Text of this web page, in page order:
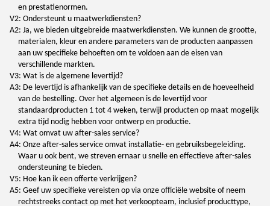
en prestatienormen.
V2: Ondersteunt u maatwerkdiensten?
A2: Ja, we bieden uitgebreide maatwerkdiensten. We kunnen de grootte,
materialen, kleur en andere parameters van de producten aanpassen
aan uw specifieke behoeften om te voldoen aan de eisen van
verschillende markten.
V3: Wat is de algemene levertijd?
A3: De levertijd is afhankelijk van de specifieke details en de hoeveelheid
van de bestelling. Over het algemeen is de levertijd voor
standaardproducten 1 tot 4 weken, terwijl producten op maat mogelijk
extra tijd nodig hebben voor ontwerp en productie.
V4: Wat omvat uw after-sales service?
A4: Onze after-sales service omvat installatie- en gebruiksbegeleiding.
Waar u ook bent, we streven ernaar u snelle en effectieve after-sales
ondersteuning te bieden.
V5: Hoe kan ik een offerte verkrijgen?
A5: Geef uw specifieke vereisten op via onze officiële website of neem
rechtstreeks contact op met het verkoopteam, inclusief producttype,